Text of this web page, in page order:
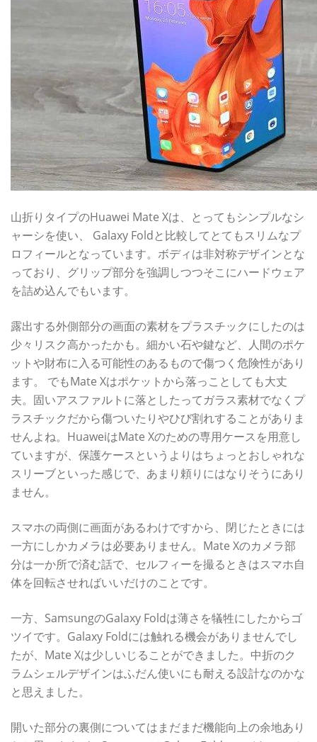
山折りタイプのHuawei Mate Xは、とってもシンプルなシ
ャーシを使い、 Galaxy Foldと比較してとてもスリムなプ
ロフィールとなっています。ボディは非対称デザインとな
っており、グリップ部分を強調しつつそこにハードウェア
を詰め込んでもいます。
露出する外側部分の画面の素材をプラスチックにしたのは
少々リスク高かったかも。細かい石や鍵など、人間のポケ
ットや財布に入る可能性のあるもので傷つく危険性があり
ます。 でもMate Xはポケットから落っことしても大丈
夫。固いアスファルトに落としたってガラス素材でなくプ
ラスチックだから傷ついたりやひび割れすることがありま
せんよね。HuaweiはMate Xのための専用ケースを用意し
ていますが、保護ケースというよりはちょっとおしゃれな
スリーブといった感じで、あまり頼りにはなりそうにあり
ません。
スマホの両側に画面があるわけですから、閉じたときには
一方にしかカメラは必要ありません。Mate Xのカメラ部
分は一か所で済む話で、セルフィーを撮るときはスマホ自
体を回転させればいいだけのことです。
一方、SamsungのGalaxy Foldは薄さを犠牲にしたからゴ
ツイです。Galaxy Foldには触れる機会がありませんでし
たが、Mate Xは少しいじることができました。中折のク
ラムシェルデザインはふだん使いにも耐える設計なのかな
と思えました。
開いた部分の裏側についてはまだまだ機能向上の余地あり